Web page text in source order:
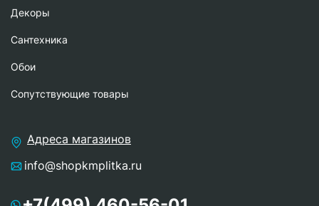
Декоры
Сантехника
Обои
Сопутствующие товары
Адреса магазинов
info@shopkmplitka.ru